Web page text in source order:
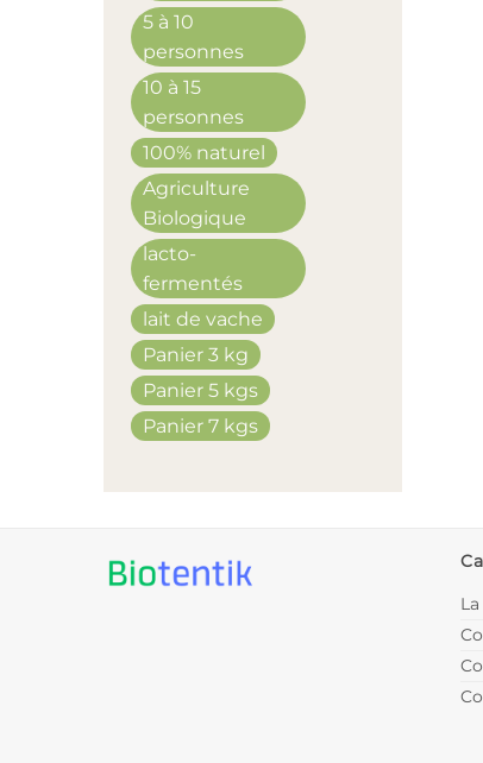
5 à 10
personnes
10 à 15
personnes
100% naturel
Agriculture
Biologique
lacto-
fermentés
lait de vache
Panier 3 kg
Panier 5 kgs
Panier 7 kgs